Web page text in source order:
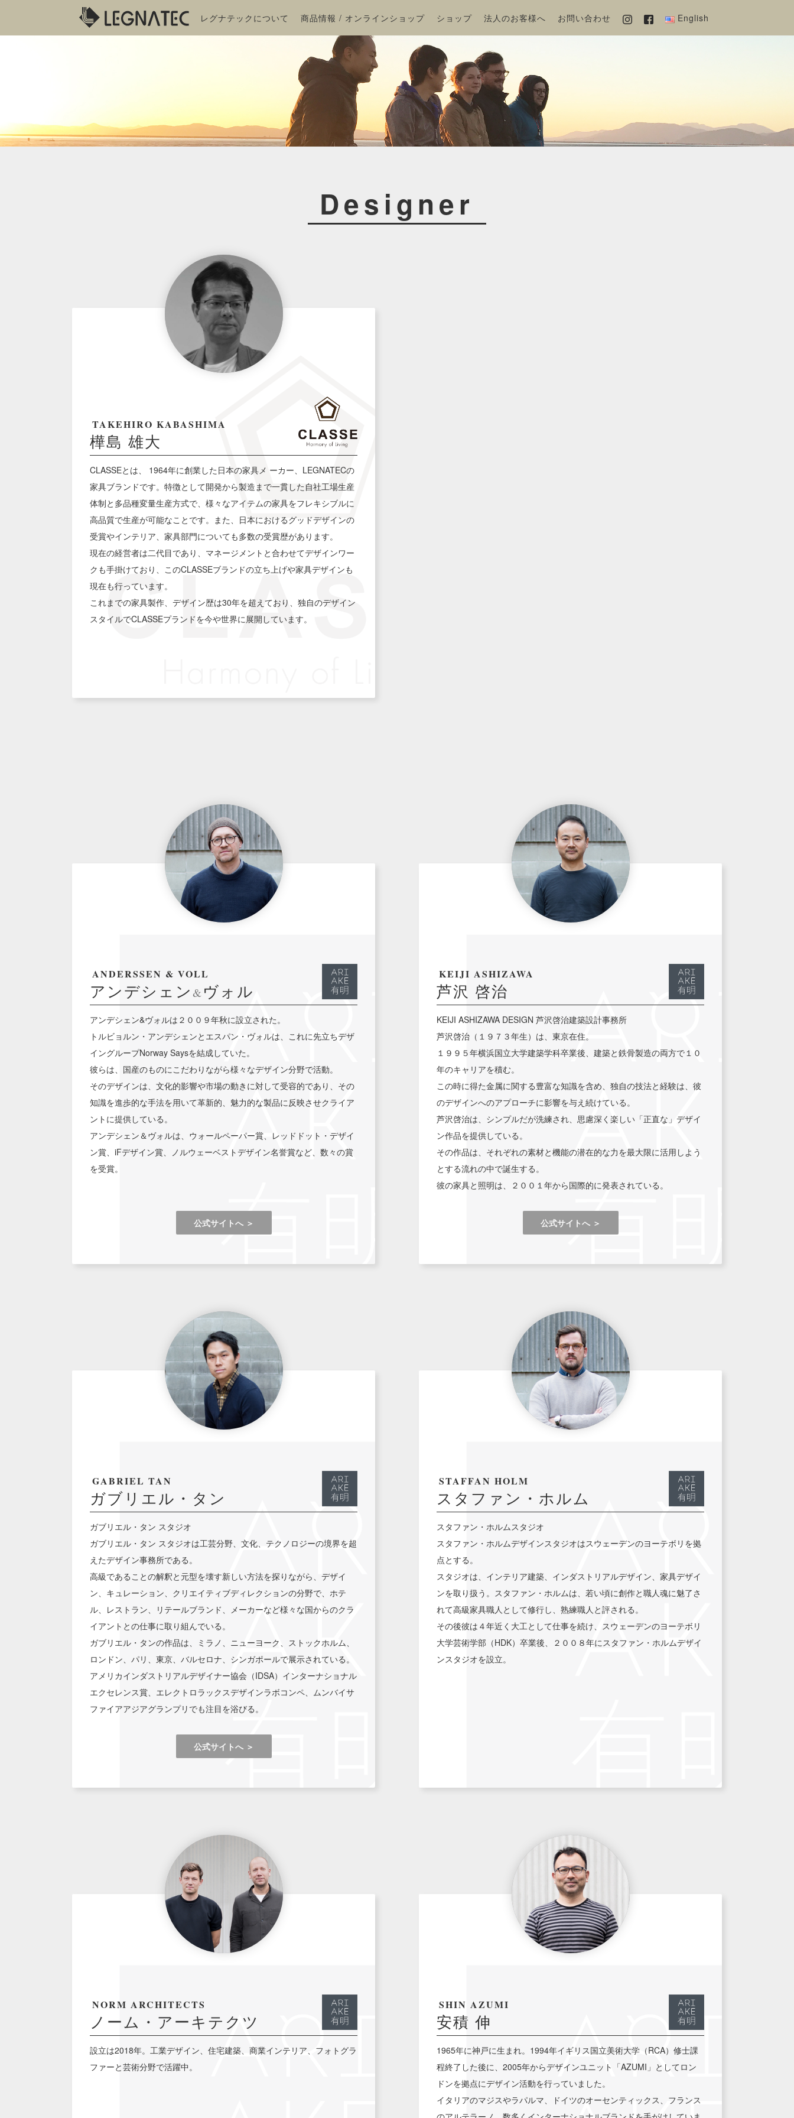
レグナテックについて 商品情報 / オンラインショップ ショップ 法人のお客様へ お問い合わせ English
Designer
TAKEHIRO KABASHIMA
樺島 雄大
CLASSEとは、 1964年に創業した日本の家具メ ーカー、LEGNATECの
家具ブランドです。特徴として開発から製造まで一貫した自社工場生産
体制と多品種変量生産方式で、様々なアイテムの家具をフレキシブルに
高品質で生産が可能なことです。また、日本におけるグッドデザインの
受賞やインテリア、家具部門についても多数の受賞歴があります。
現在の経営者は二代目であり、マネージメントと合わせてデザインワー
クも手掛けており、このCLASSEブランドの立ち上げや家具デザインも
現在も行っています。
これまでの家具製作、デザイン歴は30年を超えており、独自のデザイン
スタイルでCLASSEプランドを今や世界に展開しています。
ANDERSSEN & VOLL
アンデシェン & ヴォル
アンデシェン&ヴォルは２００９年秋に設立された。
トルビョルン・アンデシェンとエスパン・ヴォルは、これに先立ちデザ
イングループNorway Saysを結成していた。
彼らは、国産のものにこだわりながら様々なデザイン分野で活動。
そのデザインは、文化的影響や市場の動きに対して受容的であり、その
知識を進歩的な手法を用いて革新的、魅力的な製品に反映させクライア
ントに提供している。
アンデシェン＆ヴォルは、ウォールペーパー賞、レッドドット・デザイ
ン賞、iFデザイン賞、ノルウェーベストデザイン名誉賞など、数々の賞
を受賞。
公式サイトへ ＞
KEIJI ASHIZAWA
芦沢 啓治
KEIJI ASHIZAWA DESIGN 芦沢啓治建築設計事務所
芦沢啓治（１９７３年生）は、東京在住。
１９９５年横浜国立大学建築学科卒業後、建築と鉄骨製造の両方で１０
年のキャリアを積む。
この時に得た金属に関する豊富な知識を含め、独自の技法と経験は、彼
のデザインへのアプローチに影響を与え続けている。
芦沢啓治は、シンプルだが洗練され、思慮深く楽しい「正直な」デザイ
ン作品を提供している。
その作品は、それぞれの素材と機能の潜在的な力を最大限に活用しよう
とする流れの中で誕生する。
彼の家具と照明は、２００１年から国際的に発表されている。
公式サイトへ ＞
GABRIEL TAN
ガブリエル・タン
ガブリエル・タン スタジオ
ガブリエル・タン スタジオは工芸分野、文化、テクノロジーの境界を超
えたデザイン事務所である。
高級であることの解釈と元型を壊す新しい方法を探りながら、デザイ
ン、キュレーション、クリエイティブディレクションの分野で、ホテ
ル、レストラン、リテールブランド、メーカーなど様々な国からのクラ
イアントとの仕事に取り組んでいる。
ガブリエル・タンの作品は、ミラノ、ニューヨーク、ストックホルム、
ロンドン、パリ、東京、バルセロナ、シンガポールで展示されている。
アメリカインダストリアルデザイナー協会（IDSA）インターナショナル
エクセレンス賞、エレクトロラックスデザインラボコンペ、ムンバイサ
ファイアアジアグランプリでも注目を浴びる。
公式サイトへ ＞
STAFFAN HOLM
スタファン・ホルム
スタファン・ホルムスタジオ
スタファン・ホルムデザインスタジオはスウェーデンのヨーテボリを拠
点とする。
スタジオは、インテリア建築、インダストリアルデザイン、家具デザイ
ンを取り扱う。スタファン・ホルムは、若い頃に創作と職人魂に魅了さ
れて高級家具職人として修行し、熟練職人と評される。
その後彼は４年近く大工として仕事を続け、スウェーデンのヨーテボリ
大学芸術学部（HDK）卒業後、２００８年にスタファン・ホルムデザイ
ンスタジオを設立。
NORM ARCHITECTS
ノーム・アーキテクツ
設立は2018年。工業デザイン、住宅建築、商業インテリア、フォトグラ
ファーと芸術分野で活躍中。
SHIN AZUMI
安積 伸
1965年に神戸に生まれ。1994年イギリス国立美術大学（RCA）修士課
程終了した後に、2005年からデザインユニット「AZUMI」としてロン
ドンを拠点にデザイン活動を行っていました。
イタリアのマジスやラパルマ、ドイツのオーセンティックス、フランス